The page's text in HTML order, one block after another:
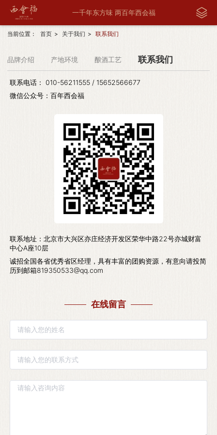
一千年东方味 两百年西会福
当前位置： 首页 > 关于我们 > 联系我们
品牌介绍 产地环境 酿酒工艺 联系我们
联系电话： 010-56211555 / 15652566677
微信公众号：百年西会福
联系地址：北京市大兴区亦庄经济开发区荣华中路22号亦城财富
中心A座10层
诚招全国各省优秀省区经理，具有丰富的团购资源，有意向请投简
历到邮箱819350533@qq.com
在线留言